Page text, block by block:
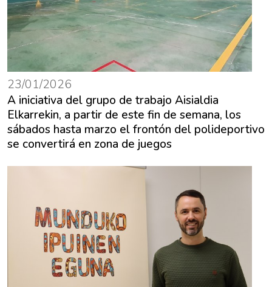
23/01/2026
A iniciativa del grupo de trabajo Aisialdia
Elkarrekin, a partir de este fin de semana, los
sábados hasta marzo el frontón del polideportivo
se convertirá en zona de juegos